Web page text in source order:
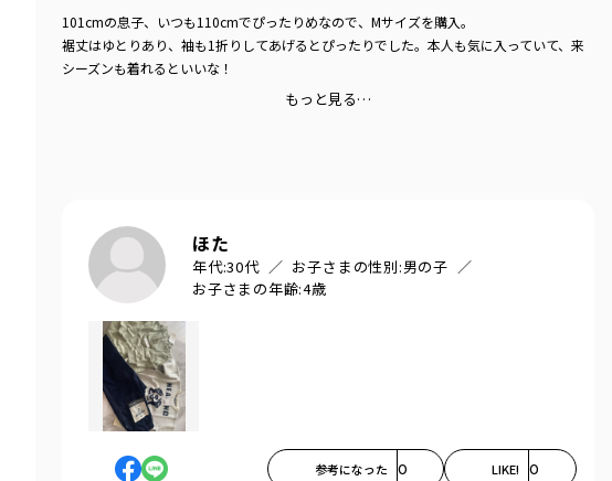
101cmの息子、いつも110cmでぴったりめなので、Mサイズを購入。
裾丈はゆとりあり、袖も1折りしてあげるとぴったりでした。本人も気に入っていて、来
シーズンも着れるといいな！
もっと見る…
ほた
年代:30代 お子さまの性別:男の子
お子さまの年齢:4歳
参考になった 0 LIKE! 0